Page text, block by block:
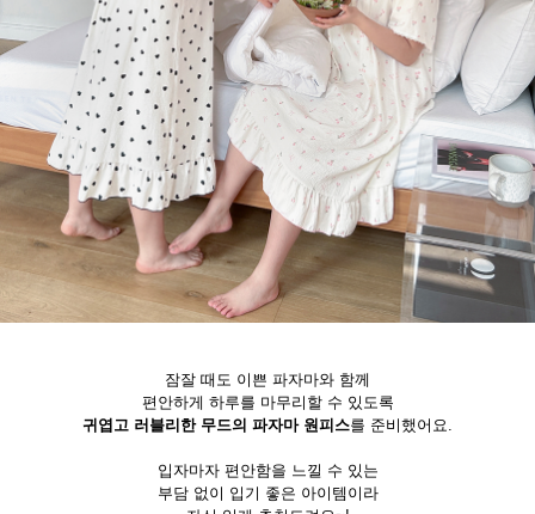
잠잘 때도 이쁜 파자마와 함께
편안하게 하루를 마무리할 수 있도록
귀엽고 러블리한 무드의 파자마 원피스를 준비했어요.
입자마자 편안함을 느낄 수 있는
부담 없이 입기 좋은 아이템이라